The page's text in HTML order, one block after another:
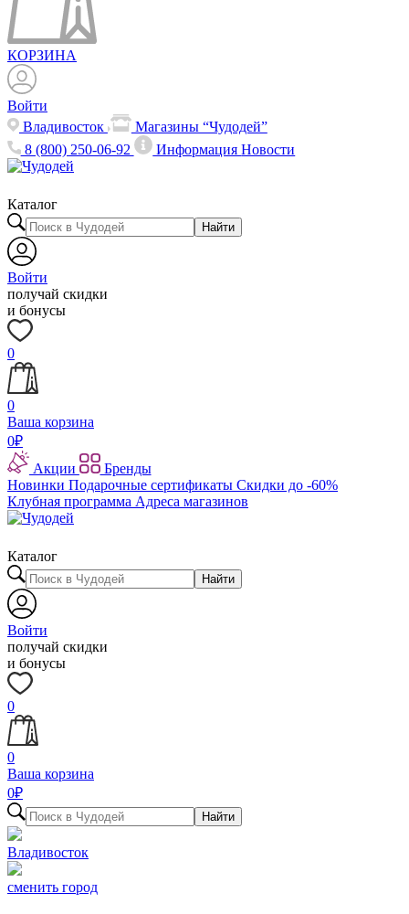
КОРЗИНА
Войти
Владивосток
Магазины “Чудодей”
8 (800) 250-06-92
ИнформацияНовости
Каталог
Найти
Войти
получай скидки
и бонусы
0
0
Ваша корзина
0₽
Акции
Бренды
Новинки Подарочные сертификаты Скидки до -60%
Клубная программа Адреса магазинов
Каталог
Найти
Войти
получай скидки
и бонусы
0
0
Ваша корзина
0₽
Найти
Владивосток
сменить город